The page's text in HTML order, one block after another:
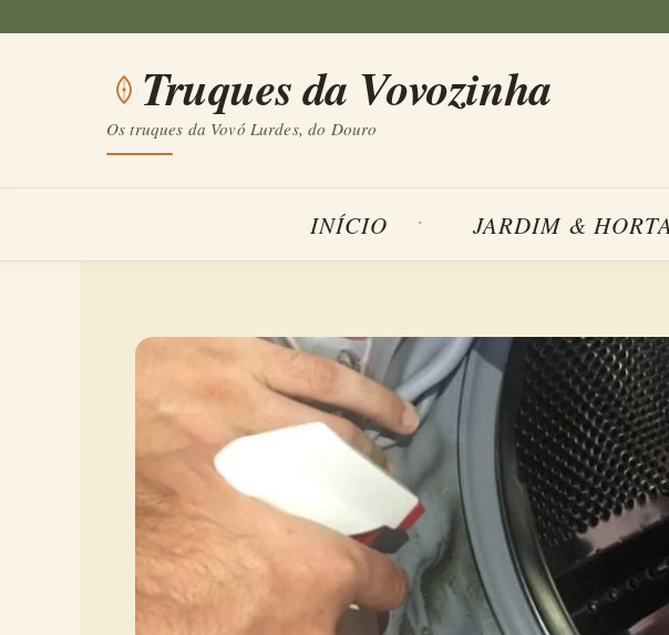
conteúdo
Truques da Vovozinha
Os truques da Vovó Lurdes, do Douro
INÍCIO JARDIM & HORTA